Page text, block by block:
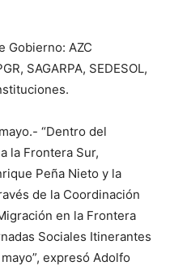
Gobierno: AZC
SAGARPA, SEDESOL,
“Dentro del
la Frontera Sur,
Peña Nieto y la
de la Coordinación
en la Frontera
Sociales Itinerantes
expresó Adolfo